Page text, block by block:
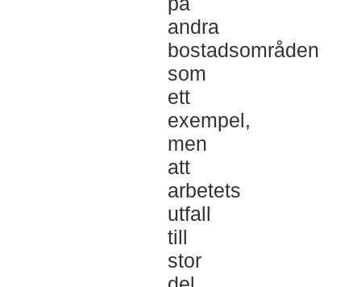
andra
bostadsområden
som
ett
exempel,
men
att
arbetets
utfall
till
stor